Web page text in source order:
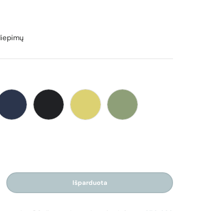
The Button - Mygtukas ir pakuotė su simboliais
Mėlyna Juoda Geltona Žalia
kiekį Išparduota